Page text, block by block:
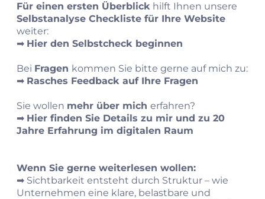
Für einen ersten Überblick hilft Ihnen unsere
Selbstanalyse Checkliste für Ihre Website
weiter:
➡︎ Hier den Selbstcheck beginnen
Bei Fragen kommen Sie bitte gerne auf mich zu:
➡︎ Rasches Feedback auf Ihre Fragen
Sie wollen mehr über mich erfahren?
➡︎ Hier finden Sie Details zu mir und zu 20
Jahre Erfahrung im digitalen Raum
Wenn Sie gerne weiterlesen wollen:
➡︎ Sichtbarkeit entsteht durch Struktur – wie
Unternehmen eine klare, belastbare und